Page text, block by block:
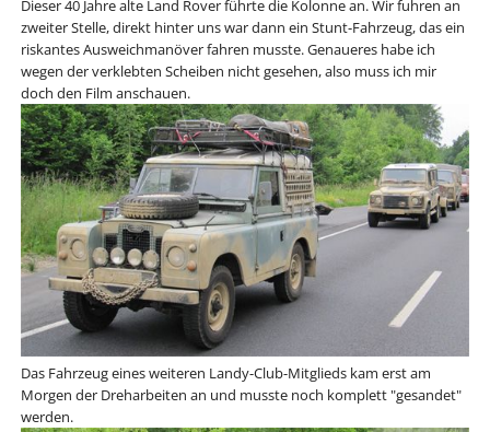
Dieser 40 Jahre alte Land Rover führte die Kolonne an. Wir fuhren an
zweiter Stelle, direkt hinter uns war dann ein Stunt-Fahrzeug, das ein
riskantes Ausweichmanöver fahren musste. Genaueres habe ich
wegen der verklebten Scheiben nicht gesehen, also muss ich mir
doch den Film anschauen.
Das Fahrzeug eines weiteren Landy-Club-Mitglieds kam erst am
Morgen der Dreharbeiten an und musste noch komplett "gesandet"
werden.